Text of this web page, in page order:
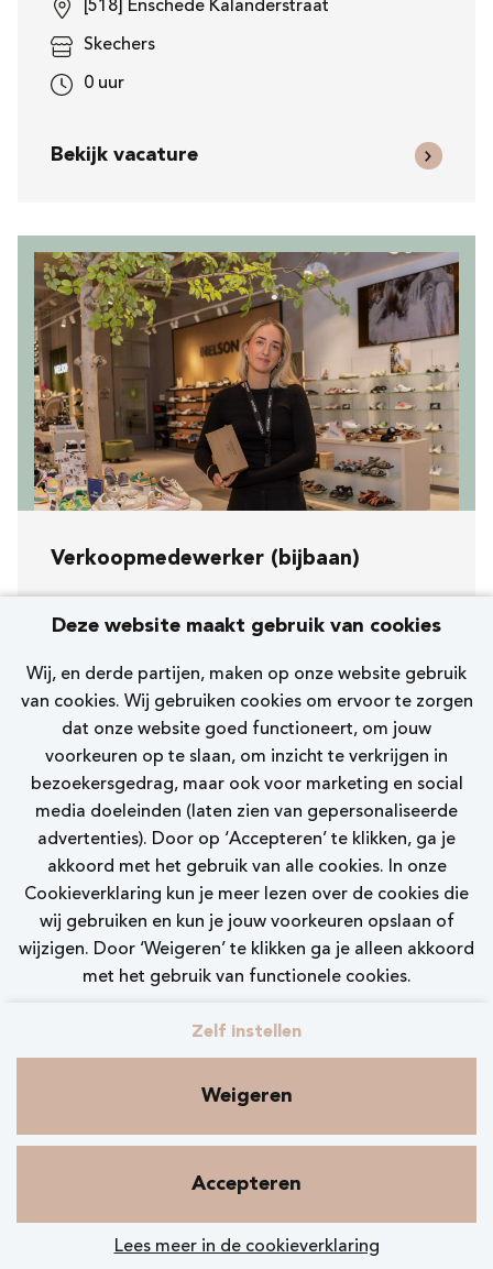
Deze website maakt gebruik van cookies
Wij, en derde partijen, maken op onze website gebruik
van cookies. Wij gebruiken cookies om ervoor te zorgen
dat onze website goed functioneert, om jouw
voorkeuren op te slaan, om inzicht te verkrijgen in
bezoekersgedrag, maar ook voor marketing en social
media doeleinden (laten zien van gepersonaliseerde
advertenties). Door op ‘Accepteren’ te klikken, ga je
akkoord met het gebruik van alle cookies. In onze
Cookieverklaring kun je meer lezen over de cookies die
wij gebruiken en kun je jouw voorkeuren opslaan of
wijzigen. Door ‘Weigeren’ te klikken ga je alleen akkoord
met het gebruik van functionele cookies.
Zelf instellen
Weigeren
Accepteren
Lees meer in de cookieverklaring
[518] Enschede Kalanderstraat
Skechers
0 uur
Bekijk vacature
Verkoopmedewerker (bijbaan)
Nelson
0 - 12 uur
Bekijk vacature
Call-to-action bij meer vacatures